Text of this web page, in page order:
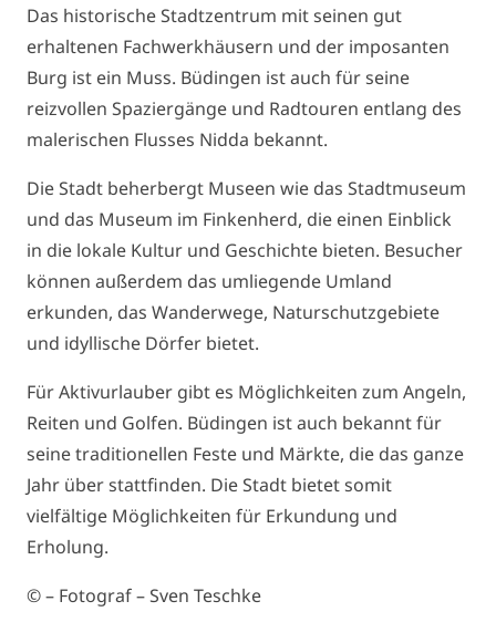
Das historische Stadtzentrum mit seinen gut
erhaltenen Fachwerkhäusern und der imposanten
Burg ist ein Muss. Büdingen ist auch für seine
reizvollen Spaziergänge und Radtouren entlang des
malerischen Flusses Nidda bekannt.
Die Stadt beherbergt Museen wie das Stadtmuseum
und das Museum im Finkenherd, die einen Einblick
in die lokale Kultur und Geschichte bieten. Besucher
können außerdem das umliegende Umland
erkunden, das Wanderwege, Naturschutzgebiete
und idyllische Dörfer bietet.
Für Aktivurlauber gibt es Möglichkeiten zum Angeln,
Reiten und Golfen. Büdingen ist auch bekannt für
seine traditionellen Feste und Märkte, die das ganze
Jahr über stattfinden. Die Stadt bietet somit
vielfältige Möglichkeiten für Erkundung und
Erholung.
© – Fotograf – Sven Teschke